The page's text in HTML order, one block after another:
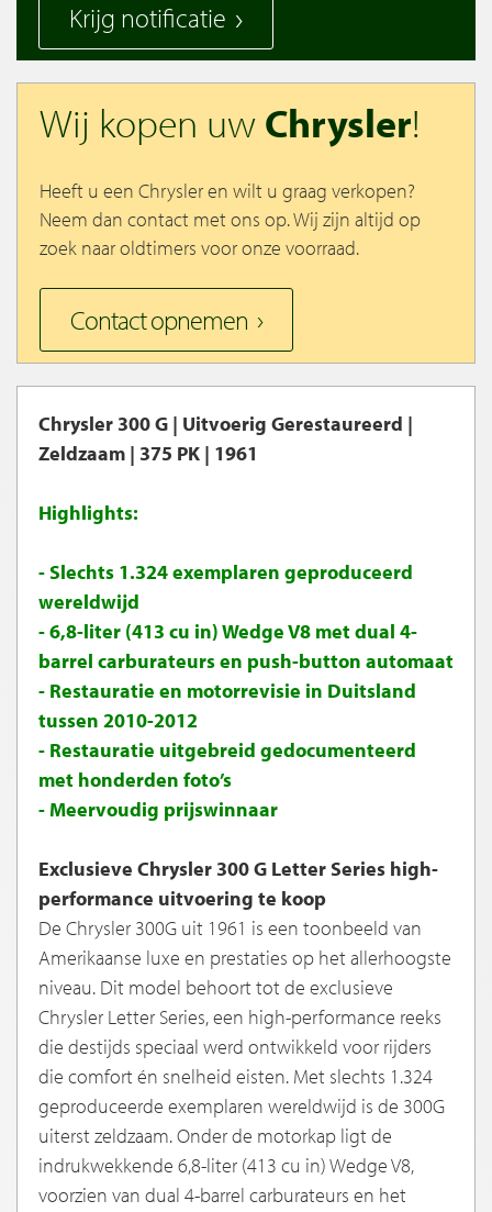
Krijg notificatie
Wij kopen uwChrysler!
Heeft u een Chrysler en wilt u graag verkopen?
Neem dan contact met ons op. Wij zijn altijd op
zoek naar oldtimers voor onze voorraad.
Contact opnemen
Chrysler 300 G | Uitvoerig Gerestaureerd |
Zeldzaam | 375 PK | 1961
Highlights:
- Slechts 1.324 exemplaren geproduceerd
wereldwijd
- 6,8-liter (413 cu in) Wedge V8 met dual 4-
barrel carburateurs en push-button automaat
- Restauratie en motorrevisie in Duitsland
tussen 2010-2012
- Restauratie uitgebreid gedocumenteerd
met honderden foto’s
- Meervoudig prijswinnaar
Exclusieve Chrysler 300 G Letter Series high-
performance uitvoering te koop
De Chrysler 300G uit 1961 is een toonbeeld van
Amerikaanse luxe en prestaties op het allerhoogste
niveau. Dit model behoort tot de exclusieve
Chrysler Letter Series, een high-performance reeks
die destijds speciaal werd ontwikkeld voor rijders
die comfort én snelheid eisten. Met slechts 1.324
geproduceerde exemplaren wereldwijd is de 300G
uiterst zeldzaam. Onder de motorkap ligt de
indrukwekkende 6,8-liter (413 cu in) Wedge V8,
voorzien van dual 4-barrel carburateurs en het